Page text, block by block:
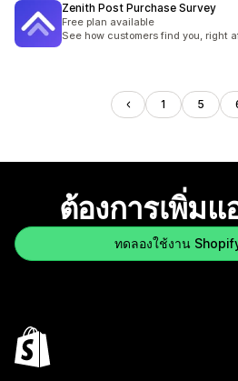
Zenith Post Purchase Survey
Free plan available
See how customers find you, right
1 5
ต้องการเพิ่ม
ทดลองใช้งาน